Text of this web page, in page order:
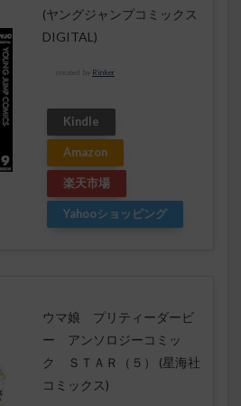
(ヤングジャンプコミックス
DIGITAL)
created by Rinker
Kindle
Amazon
楽天市場
Yahooショッピング
ウマ娘 プリティーダービ
ー アンソロジーコミッ
ク ＳＴＡＲ（５） (星海社
コミックス)